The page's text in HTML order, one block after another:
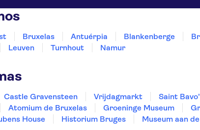
Bruxelas Antuérpia Blankenberge
Leuven Turnhout
Namur
Castle Gravensteen Vrijdagmarkt Saint
Atomium de Bruxelas Groeninge Museum
House Historium Bruges
Museum aan